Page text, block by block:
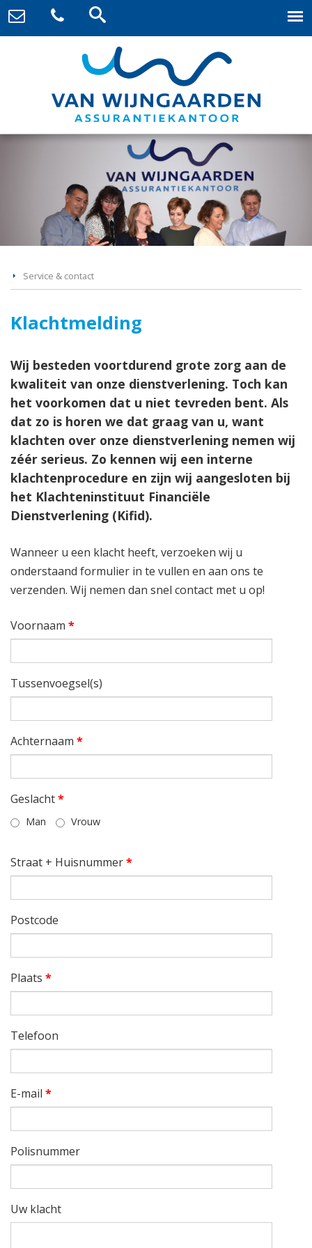
Service & contact
Klachtmelding
Wij besteden voortdurend grote zorg aan de
kwaliteit van onze dienstverlening. Toch kan
het voorkomen dat u niet tevreden bent. Als
dat zo is horen we dat graag van u, want
klachten over onze dienstverlening nemen wij
zéér serieus. Zo kennen wij een interne
klachtenprocedure en zijn wij aangesloten bij
het Klachteninstituut Financiële
Dienstverlening (Kifid).
Wanneer u een klacht heeft, verzoeken wij u
onderstaand formulier in te vullen en aan ons te
verzenden. Wij nemen dan snel contact met u op!
Voornaam *
Tussenvoegsel(s)
Achternaam *
Geslacht*
Man Vrouw
Straat + Huisnummer*
Postcode
Plaats *
Telefoon
E-mail *
Polisnummer
Uw klacht